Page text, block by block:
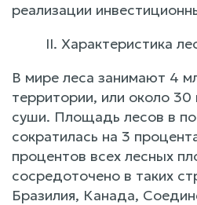
реализации
II. Характеристика
В мире леса занимают 4
территории, или около
суши. Площадь лесов в
сократилась на 3
процентов всех лесных
сосредоточено в таких
Бразилия, Канада,